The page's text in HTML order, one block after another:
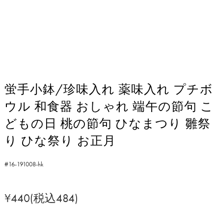
蛍手小鉢/珍味入れ 薬味入れ プチボ
ウル 和食器 おしゃれ 端午の節句 こ
どもの日 桃の節句 ひなまつり 雛祭
り ひな祭り お正月
#16-191008-hk
¥440(税込484)